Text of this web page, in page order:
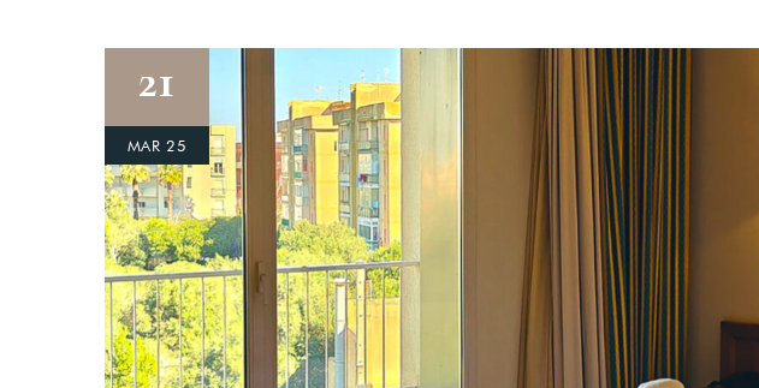
21
MAR 25
Login
LOGIN